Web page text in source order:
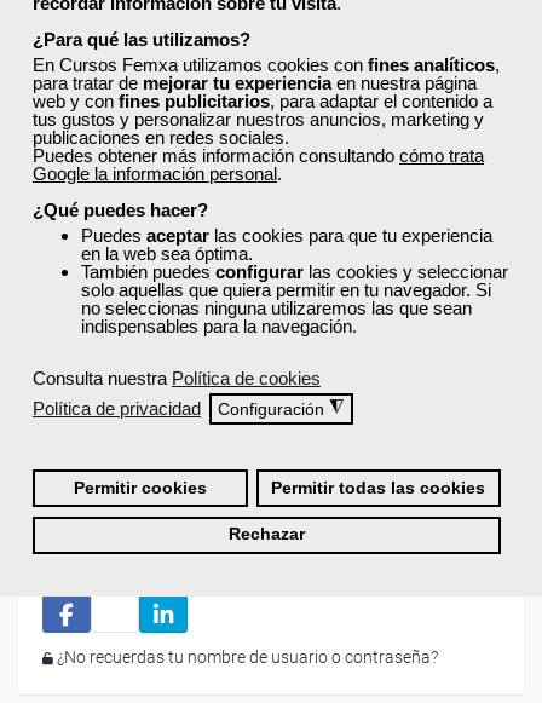
¿Para qué las utilizamos?
En Cursos Femxa utilizamos cookies con fines analíticos,
para tratar de mejorar tu experienciaen nuestra página
web y con fines publicitarios, para adaptar el contenido a
tus gustos y personalizar nuestros anuncios, marketing y
publicaciones en redes sociales.
Puedes obtener más información consultando cómo trata
Google la información personal.
¿Qué puedes hacer?
Puedes aceptar las cookies para que tu experiencia
en la web sea óptima.
También puedes configurar las cookies y seleccionar
solo aquellas que quiera permitir en tu navegador. Si
no seleccionas ninguna utilizaremos las que sean
indispensables para la navegación.
Consulta nuestra Política de cookies
Política de privacidad
Configuración ◮
Permitir cookies Permitir todas las cookies
Rechazar
¡Únete a la Comunidad Femxa!
Actualmenteeste curso está cerrado
disponibles.
Si todavía no tienes cuenta de usuario,regístrate, indicando
tu sector profesional y tus preferencias formativas. Si ya
estás registrado, inicia sesión a continuación y filtra tu
búsqueda para encontrar los cursos que se ajusten a tu
perfil.
Recordarme
Iniciar sesión
¿No recuerdas tu nombre de usuario o contraseña?